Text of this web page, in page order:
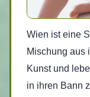
Wien ist eine
Mischung aus
Kunst und
in ihren Bann